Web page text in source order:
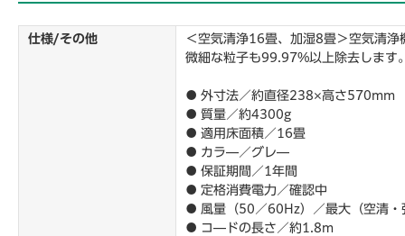
仕様/その他
＜空気清浄16畳、加湿8畳＞空気清
微細な粒子も99.97%以上除去します
● 外寸法／約直径238×高さ570mm
● 質量／約4300g
● 適用床面積／16畳
● カラ―／グレ―
● 保証期間／1年間
● 定格消費電力／確認中
● 風量（50／60Hz）／最大（空清
● コ―ドの長さ／約1.8m